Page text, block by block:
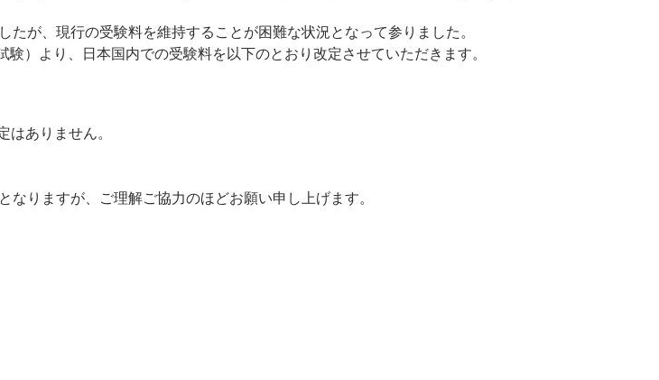
が、現行の受験料を維持することが困難な状況となって参りました。
）より、日本国内での受験料を以下のとおり改定させていただきます。
ありません。
りますが、ご理解ご協力のほどお願い申し上げます。